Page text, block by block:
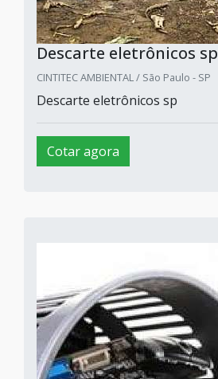
Descarte eletrônicos sp
CINTITEC AMBIENTAL / São Paulo - SP
Descarte eletrônicos sp
Cotar agora